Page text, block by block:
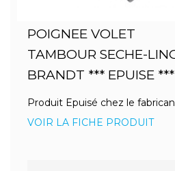
POIGNEE VOLET
TAMBOUR SECHE-
BRANDT *** EPUISE ***
Produit Epuisé chez le
VOIR LA FICHE PRODUIT